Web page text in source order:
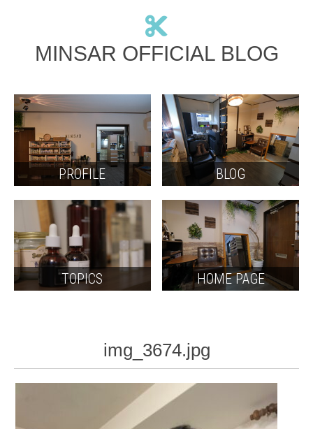
MINSAR OFFICIAL BLOG
PROFILE BLOG
TOPICS HOME PAGE
img_3674.jpg